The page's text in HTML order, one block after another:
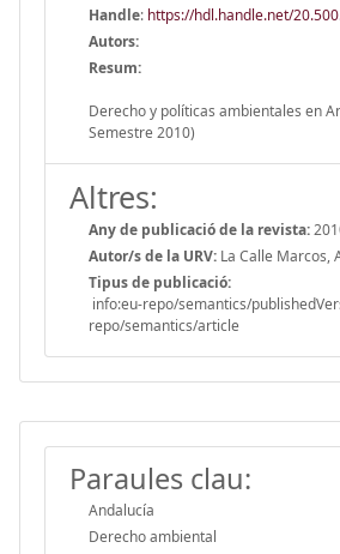
Handle: https://hdl.handle.net/
Autors:
Resum:
Derecho y políticas ambientales en
Semestre 2010)
Altres:
Any de publicació de la revista:
Autor/s de la URV: La Calle Marcos,
Tipus de publicació:
info:eu-repo/semantics/
repo/semantics/article
Paraules clau:
Andalucía
Derecho ambiental